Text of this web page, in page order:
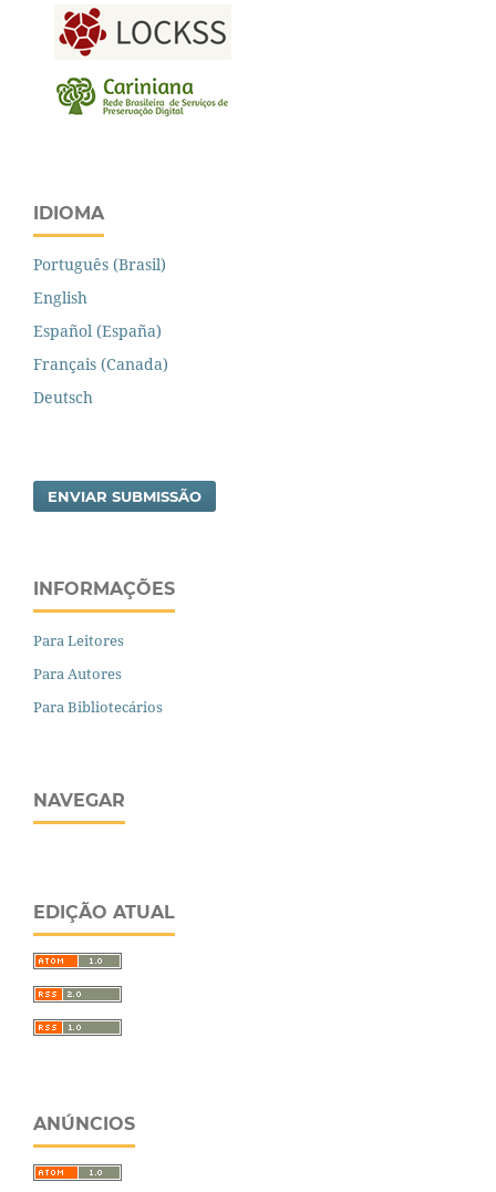
IDIOMA
Português (Brasil)
English
Español (España)
Français (Canada)
Deutsch
ENVIAR SUBMISSÃO
INFORMAÇÕES
Para Leitores
Para Autores
Para Bibliotecários
NAVEGAR
EDIÇÃO ATUAL
ANÚNCIOS